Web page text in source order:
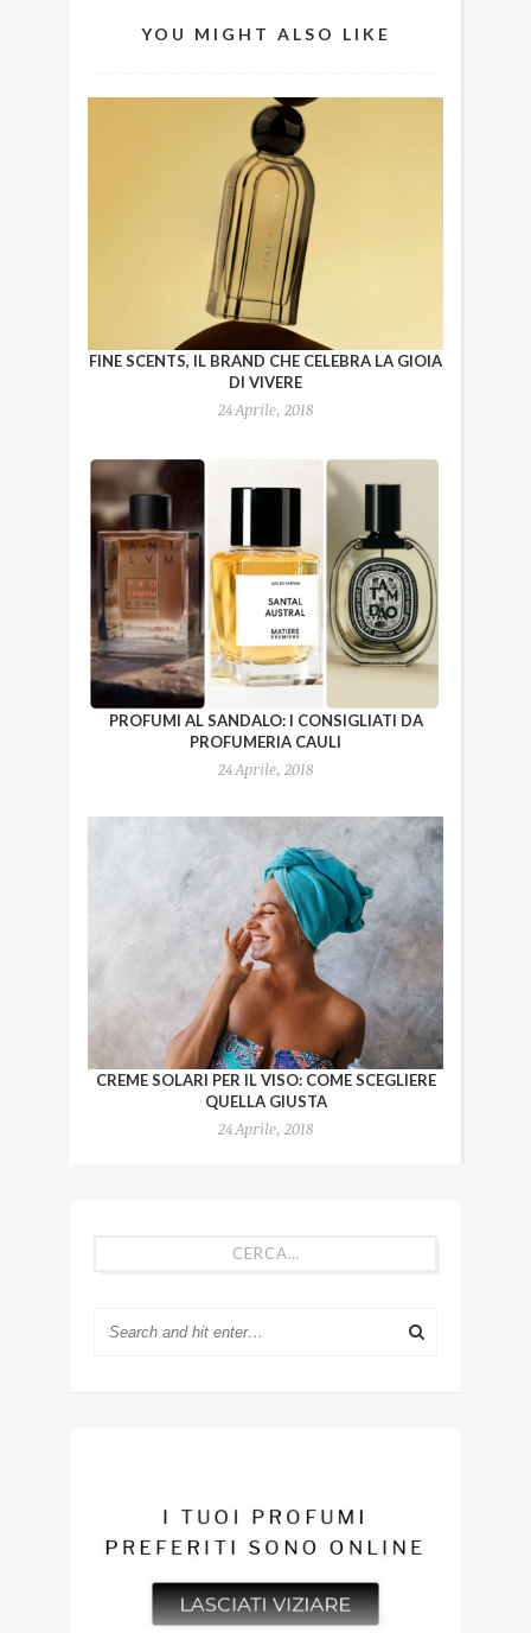
YOU MIGHT ALSO LIKE
FINE SCENTS, IL BRAND CHE CELEBRA LA GIOIA
DI VIVERE
24 Aprile, 2018
PROFUMI AL SANDALO: I CONSIGLIATI DA
PROFUMERIA CAULI
24 Aprile, 2018
CREME SOLARI PER IL VISO: COME SCEGLIERE
QUELLA GIUSTA
24 Aprile, 2018
CERCA…